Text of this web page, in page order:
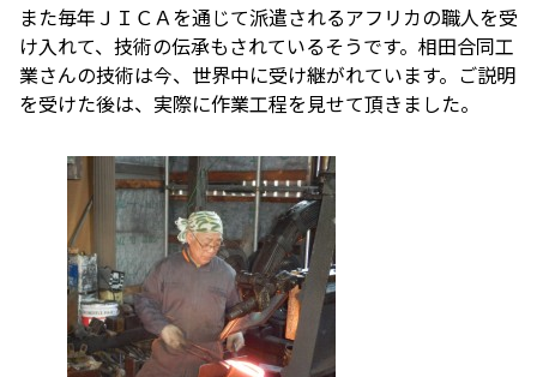
また毎年ＪＩＣＡを通じて派遣されるアフリカの職人を受
け入れて、技術の伝承もされているそうです。相田合同工
業さんの技術は今、世界中に受け継がれています。ご説明
を受けた後は、実際に作業工程を見せて頂きました。